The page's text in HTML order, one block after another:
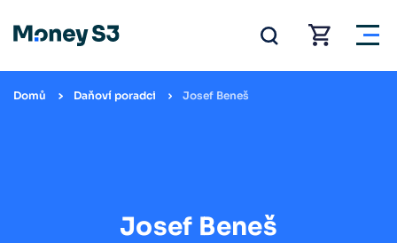
Domů Daňoví poradci Josef Beneš
Josef Beneš